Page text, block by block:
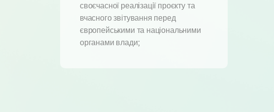
своєчасної реалізації проєкту та
вчасного звітування перед
європейськими та національними
органами влади;